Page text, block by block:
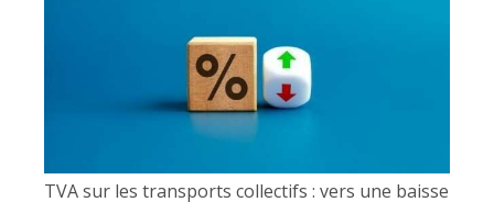
TVA sur les transports collectifs : vers une baisse